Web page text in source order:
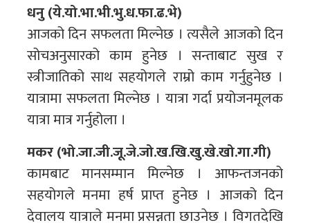
धनु (ये.यो.भा.भी.भु.ध.फा.ढ.भे)
आजको दिन सफलता मिल्नेछ । त्यसैले आजको दिन
सोचअनुसारको काम हुनेछ । सन्ताबाट सुख र
स्त्रीजातिको साथ सहयोगले राम्रो काम गर्नुहुनेछ ।
यात्रामा सफलता मिल्नेछ । यात्रा गर्दा प्रयोजनमूलक
यात्रा मात्र गर्नुहोला ।
मकर (भो.जा.जी.जू.जे.जो.ख.खि.खु.खे.खो.गा.गी)
कामबाट मानसम्मान मिल्नेछ । आफन्तजनको
सहयोगले मनमा हर्ष प्राप्त हुनेछ । आजको दिन
देवालय यात्राले मनमा प्रसन्नता छाउनेछ । विगतदेखि